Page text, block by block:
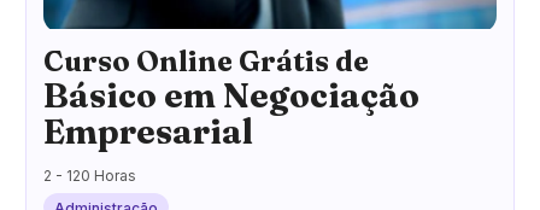
Curso Online Grátis de
Básico em Negociação
Empresarial
2 - 120 Horas